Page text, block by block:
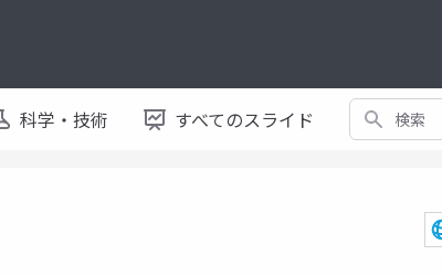
科学・技術 すべてのスライド 検索